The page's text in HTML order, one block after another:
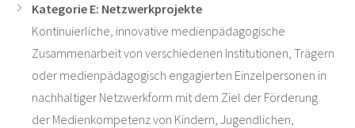
Kategorie E: Netzwerkprojekte
Kontinuierliche, innovative medienpädagogische
Zusammenarbeit von verschiedenen Institutionen, Trägern
oder medienpädagogisch engagierten Einzelpersonen in
nachhaltiger Netzwerkform mit dem Ziel der Förderung
der Medienkompetenz von Kindern, Jugendlichen,